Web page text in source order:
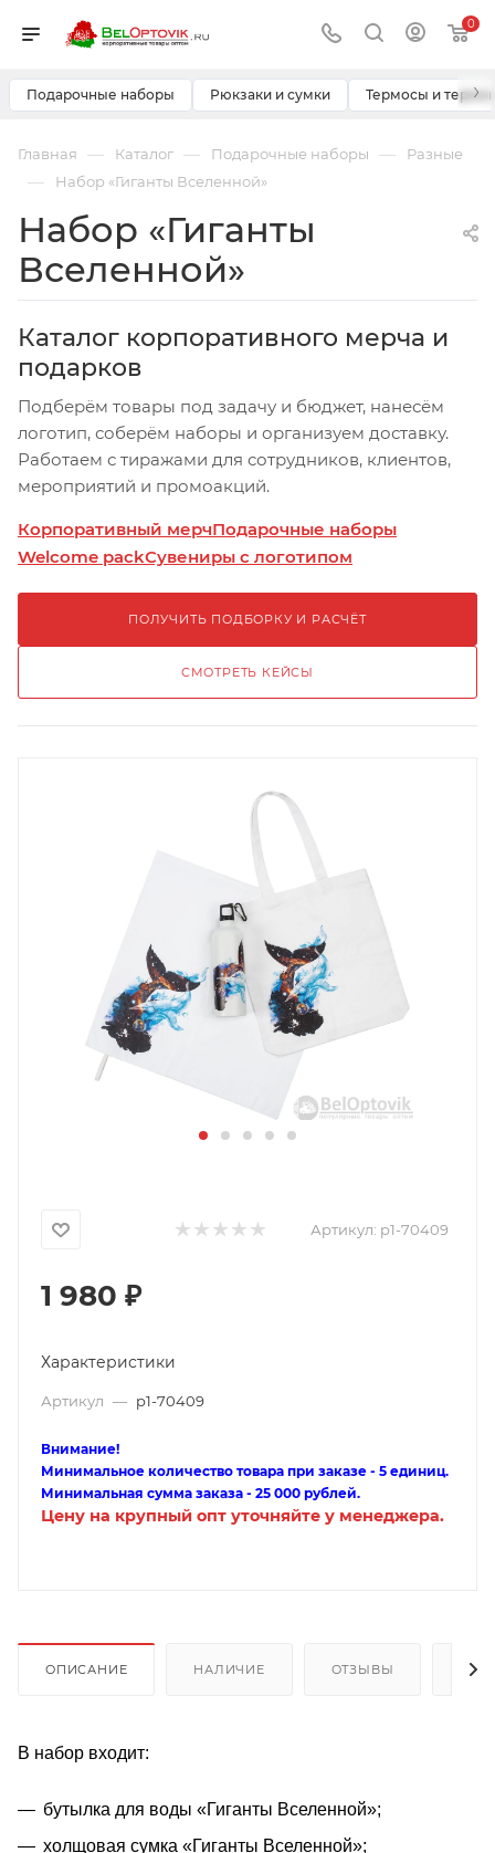
0
Подарочные наборы Рюкзаки и сумки Термосы и ›
Главная — Каталог — Подарочные наборы — Разные
— Набор «Гиганты Вселенной»
Набор «Гиганты
Вселенной»
Каталог корпоративного мерча и
подарков
Подберём товары под задачу и бюджет, нанесём
логотип, соберём наборы и организуем доставку.
Работаем с тиражами для сотрудников, клиентов,
мероприятий и промоакций.
Корпоративный мерчПодарочные наборы
Welcome packСувениры с логотипом
ПОЛУЧИТЬ ПОДБОРКУ И РАСЧЁТ
СМОТРЕТЬ КЕЙСЫ
Артикул: p1-70409
1 980 ₽
Характеристики
Артикул — p1-70409
Внимание!
Минимальное количество товара при заказе - 5 единиц.
Минимальная сумма заказа - 25 000 рублей.
Цену на крупный опт уточняйте у менеджера.
ОПИСАНИЕ НАЛИЧИЕ ОТЗЫВЫ
В набор входит:
бутылка для воды «Гиганты Вселенной»;
холщовая сумка «Гиганты Вселенной»;